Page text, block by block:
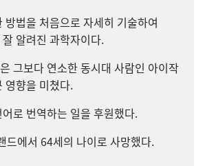
방법을 처음으로 자세히 기술하여
알려진 과학자이다.
그보다 연소한 동시대 사람인 아이작
영향을 미쳤다.
로 번역하는 일을 후원했다.
드에서 64세의 나이로 사망했다.